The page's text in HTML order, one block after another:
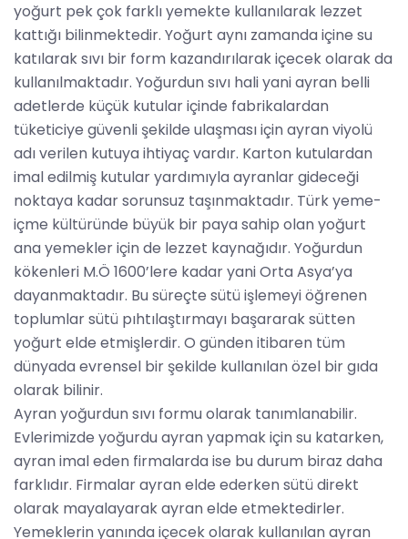
yoğurt pek çok farklı yemekte kullanılarak lezzet
kattığı bilinmektedir. Yoğurt aynı zamanda içine su
katılarak sıvı bir form kazandırılarak içecek olarak da
kullanılmaktadır. Yoğurdun sıvı hali yani ayran belli
adetlerde küçük kutular içinde fabrikalardan
tüketiciye güvenli şekilde ulaşması için ayran viyolü
adı verilen kutuya ihtiyaç vardır. Karton kutulardan
imal edilmiş kutular yardımıyla ayranlar gideceği
noktaya kadar sorunsuz taşınmaktadır. Türk yeme-
içme kültüründe büyük bir paya sahip olan yoğurt
ana yemekler için de lezzet kaynağıdır. Yoğurdun
kökenleri M.Ö 1600’lere kadar yani Orta Asya’ya
dayanmaktadır. Bu süreçte sütü işlemeyi öğrenen
toplumlar sütü pıhtılaştırmayı başararak sütten
yoğurt elde etmişlerdir. O günden itibaren tüm
dünyada evrensel bir şekilde kullanılan özel bir gıda
olarak bilinir.
Ayran yoğurdun sıvı formu olarak tanımlanabilir.
Evlerimizde yoğurdu ayran yapmak için su katarken,
ayran imal eden firmalarda ise bu durum biraz daha
farklıdır. Firmalar ayran elde ederken sütü direkt
olarak mayalayarak ayran elde etmektedirler.
Yemeklerin yanında içecek olarak kullanılan ayran